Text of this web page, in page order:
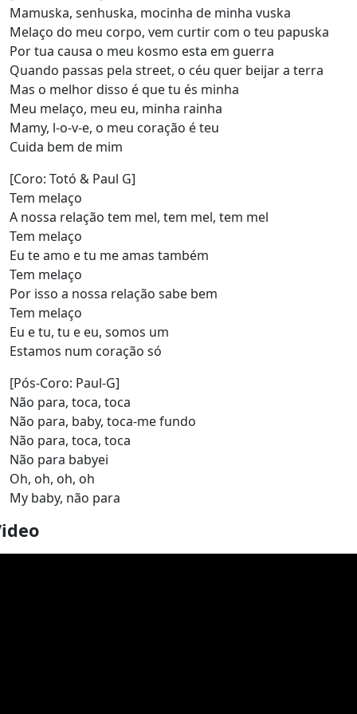
Mamuska, senhuska, mocinha de minha vuska
Melaço do meu corpo, vem curtir com o teu papuska
Por tua causa o meu kosmo esta em guerra
Quando passas pela street, o céu quer beijar a terra
Mas o melhor disso é que tu és minha
Meu melaço, meu eu, minha rainha
Mamy, l-o-v-e, o meu coração é teu
Cuida bem de mim
[Coro: Totó & Paul G]
Tem melaço
A nossa relação tem mel, tem mel, tem mel
Tem melaço
Eu te amo e tu me amas também
Tem melaço
Por isso a nossa relação sabe bem
Tem melaço
Eu e tu, tu e eu, somos um
Estamos num coração só
[Pós-Coro: Paul-G]
Não para, toca, toca
Não para, baby, toca-me fundo
Não para, toca, toca
Não para babyei
Oh, oh, oh, oh
My baby, não para